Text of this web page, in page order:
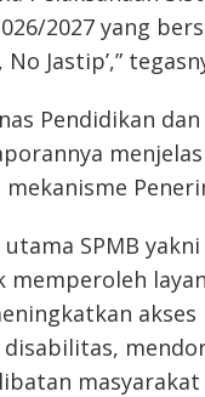
2027 yang
Jastip’,”
Pendidikan
SPMB
disabilitas,